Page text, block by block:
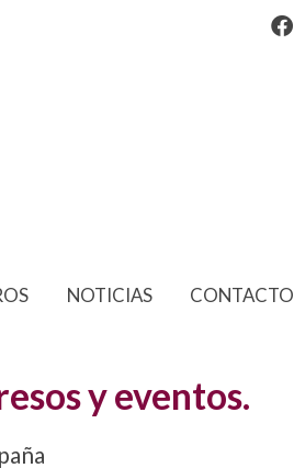
NOTICIAS CONTACTO
y eventos.